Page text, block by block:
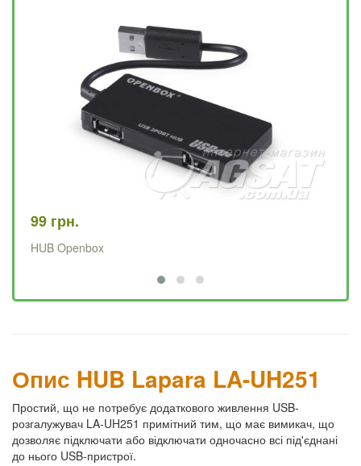
99 грн.
HUB Openbox
Опис HUB Lapara LA-UH251
Простий, що не потребує додаткового живлення USB-
розгалужувач LA-UH251 примітний тим, що має вимикач, що
дозволяє підключати або відключати одночасно всі під'єднані
до нього USB-пристрої.